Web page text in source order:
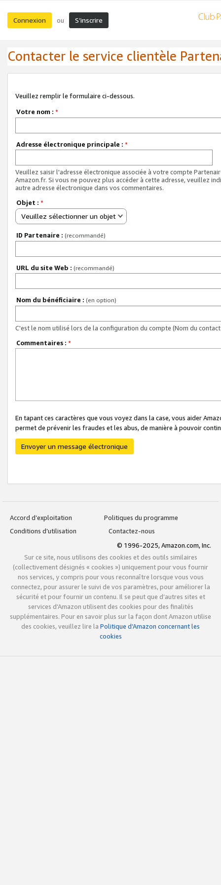
Connexion ou S’inscrire
Contacter le service clientèle
Veuillez remplir le formulaire ci-dessous.
Votre nom : *
Adresse électronique principale : *
Veuillez saisir l'adresse électronique associée à votre compte
Amazon.fr. Si vous ne pouvez plus accéder à cette adresse, veuillez
autre adresse électronique dans vos commentaires.
Objet : *
Veuillez sélectionner un objet
ID Partenaire : (recommandé)
URL du site Web : (recommandé)
Nom du bénéficiaire : (en option)
C'est le nom utilisé lors de la configuration du compte (Nom du
Commentaires : *
En tapant ces caractères que vous voyez dans la case, vous aider
permet de prévenir les fraudes et les abus, de manière à pouvoir
Envoyer un message électronique
Accord d’exploitation
Politiques du programme
Conditions d’utilisation
Contactez-nous
© 1996-2025, Amazon.com, Inc.
Sur ce site, nous utilisons des cookies et des outils similaires
(collectivement désignés « cookies ») uniquement pour vous fournir
nos services, y compris pour vous reconnaître lorsque vous vous
connectez, pour assurer le suivi de vos paramètres, pour améliorer la
sécurité et pour fournir un contenu. Il se peut que d’autres sites et
services d’Amazon utilisent des cookies pour des finalités
supplémentaires. Pour en savoir plus sur la façon dont Amazon utilise
des cookies, veuillez lire la Politique d’Amazon concernant les
cookies